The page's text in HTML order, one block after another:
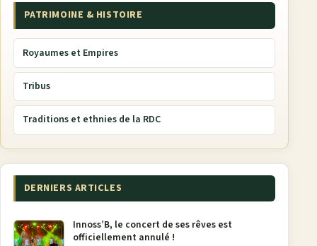
PATRIMOINE & HISTOIRE
Royaumes et Empires
Tribus
Traditions et ethnies de la RDC
DERNIERS ARTICLES
Innoss’B, le concert de ses rêves est
officiellement annulé !